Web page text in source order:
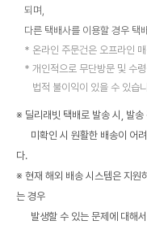
되며,
다른 택배사를 이용할 경우 택
온라인 주문건은 오프라인
개인적으로 무단방문 및 수
법적 불이익이 있을 수 있습
※ 딜리래빗 택배로 발송 시, 발
미확인 시 원활한 배송이 어려
다.
※ 현재 해외 배송 시스템은 지원
는 경우
발생할 수 있는 문제에 대해서